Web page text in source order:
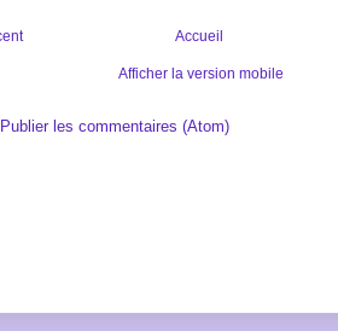
Accueil
Afficher la version mobile
Publier les commentaires (Atom)